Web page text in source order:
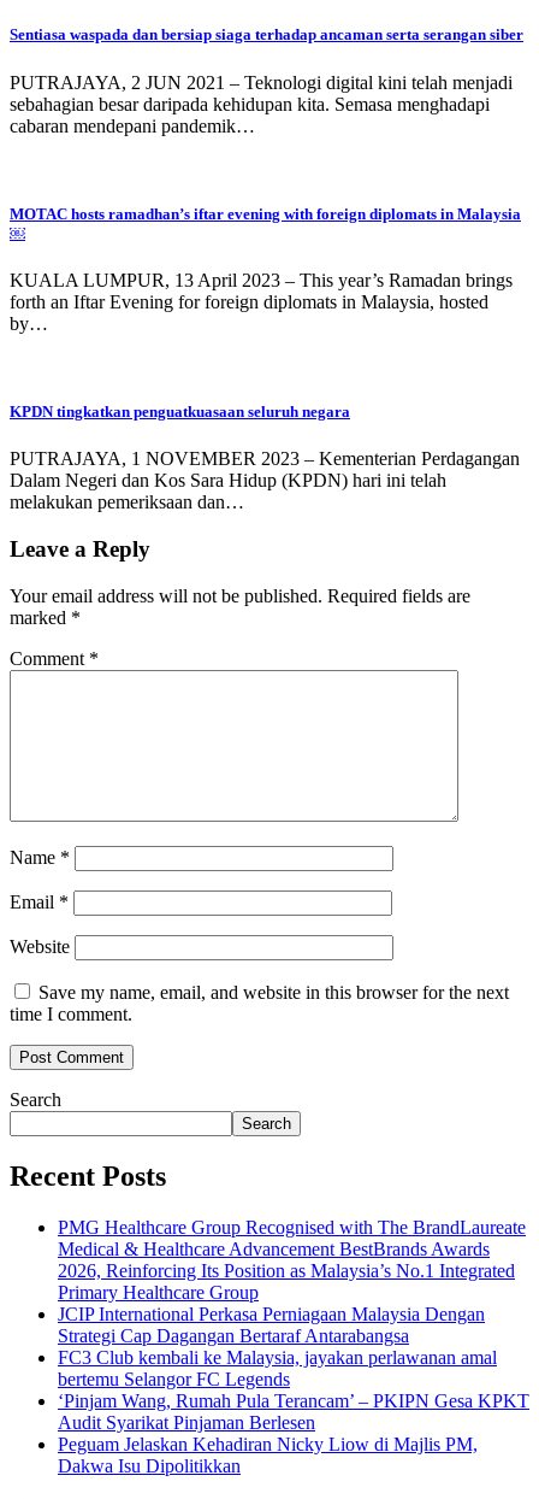
Sentiasa waspada dan bersiap siaga terhadap ancaman serta serangan siber
PUTRAJAYA, 2 JUN 2021 – Teknologi digital kini telah menjadi
sebahagian besar daripada kehidupan kita. Semasa menghadapi
cabaran mendepani pandemik…
MOTAC hosts ramadhan’s iftar evening with foreign diplomats in Malaysia
￼
KUALA LUMPUR, 13 April 2023 – This year’s Ramadan brings
forth an Iftar Evening for foreign diplomats in Malaysia, hosted
by…
KPDN tingkatkan penguatkuasaan seluruh negara
PUTRAJAYA, 1 NOVEMBER 2023 – Kementerian Perdagangan
Dalam Negeri dan Kos Sara Hidup (KPDN) hari ini telah
melakukan pemeriksaan dan…
Leave a Reply
Your email address will not be published. Required fields are
marked *
Comment *
Name *
Email *
Website
Save my name, email, and website in this browser for the next
time I comment.
Search
Search
Recent Posts
PMG Healthcare Group Recognised with The BrandLaureate
Medical & Healthcare Advancement BestBrands Awards
2026, Reinforcing Its Position as Malaysia’s No.1 Integrated
Primary Healthcare Group
JCIP International Perkasa Perniagaan Malaysia Dengan
Strategi Cap Dagangan Bertaraf Antarabangsa
FC3 Club kembali ke Malaysia, jayakan perlawanan amal
bertemu Selangor FC Legends
‘Pinjam Wang, Rumah Pula Terancam’ – PKIPN Gesa KPKT
Audit Syarikat Pinjaman Berlesen
Peguam Jelaskan Kehadiran Nicky Liow di Majlis PM,
Dakwa Isu Dipolitikkan